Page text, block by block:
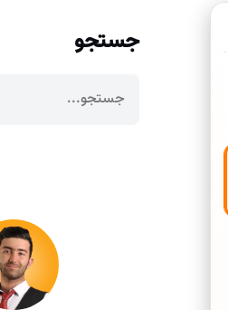
جستجو